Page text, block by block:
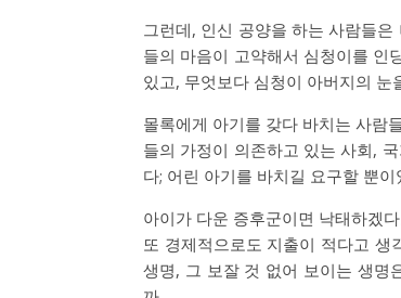
그런데, 인신 공양을 하는 사람들
들의 마음이 고약해서 심청이를 인
있고, 무엇보다 심청이 아버지의 눈
몰록에게 아기를 갖다 바치는 사람
들의 가정이 의존하고 있는 사회,
다; 어린 아기를 바치길 요구할 뿐이
아이가 다운 증후군이면 낙태하겠
또 경제적으로도 지출이 적다고 생
생명, 그 보잘 것 없어 보이는 생명